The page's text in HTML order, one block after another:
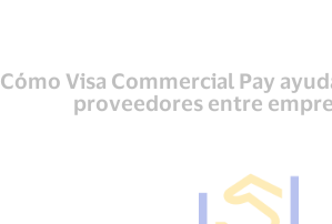
Cómo Visa Commercial Pay
proveedores entre